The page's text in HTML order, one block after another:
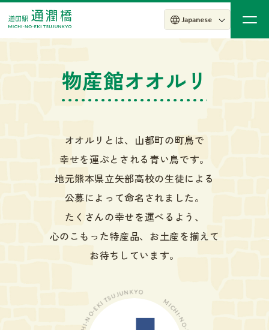
物産館オオルリ
オオルリとは、山都町の町鳥で
幸せを運ぶとされる青い鳥です。
地元熊本県立矢部高校の生徒による
公募によって命名されました。
たくさんの幸せを運べるよう、
心のこもった特産品、お土産を揃えて
お待ちしています。